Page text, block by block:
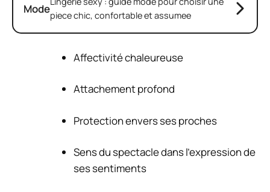
Modepiece chic, confortable et assumee
Affectivité chaleureuse
Attachement profond
Protection envers ses proches
Sens du spectacle dans l’expression de
ses sentiments